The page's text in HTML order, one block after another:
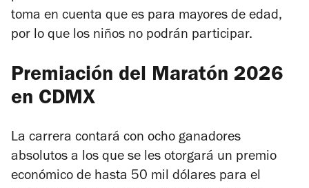
toma en cuenta que es para mayores de edad,
por lo que los niños no podrán participar.
Premiación del Maratón 2026
en CDMX
La carrera contará con ocho ganadores
absolutos a los que se les otorgará un premio
económico de hasta 50 mil dólares para el